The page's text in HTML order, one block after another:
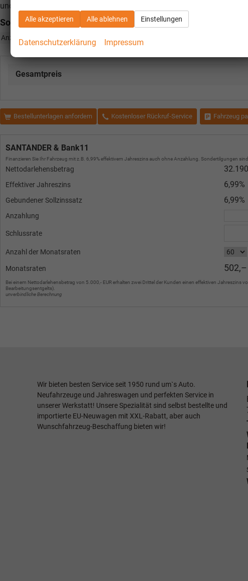
und beheizbar, Außenspiegelgehäuse in Kontrastfarbe lackiert,
Sonstiges
Anzahl Sitzplätze
Gesamtpreis
Bestellunterlagen anfordern Kostenloser Rückruf-Service Fahrzeug
SANTANDER & Bank11
Finanzieren Sie Ihr Fahrzeug mit z.B. 6,99% effektivem Jahreszins auch ohne Anzahlung. Sondertilgungen
Nettodarlehensbetrag
Effektiver Jahreszins 6,99%
Gebundener Sollzinssatz 6,99%
Anzahlung
Schlussrate
Anzahl der Monatsraten
Monatsraten
Bei einem Nettodarlehensbetrag von 5.000,- EUR erhalten zwei Drittel der Kunden einen effektiven Jahreszins
Bearbeitungsentgelts).
unverbindliche Berechnung
Wir bieten besten Service seit 1950 rund um`s Auto.
Neufahrzeuge und Jahreswagen und perfekten Service in
unserer Werkstatt! Unsere Spezialität sind selbst bestellte und
importierte EU-Neuwagen mit XXL-Rabatt, aber auch
Wunschfahrzeug-Beschaffung bieten wir!
Alle akzeptieren Alle ablehnen Einstellungen
Datenschutzerklärung Impressum